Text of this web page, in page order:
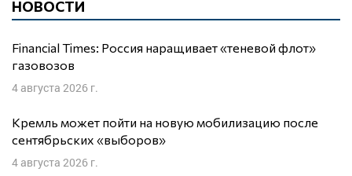
НОВОСТИ
Financial Times: Россия наращивает «теневой флот»
газовозов
4 августа 2026 г.
Кремль может пойти на новую мобилизацию после
сентябрьских «выборов»
4 августа 2026 г.